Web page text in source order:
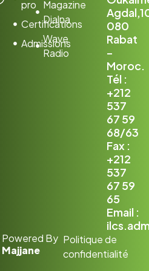
pro
Certifications
Admissions
Magazine
Dialna
Wave
Radio
080
Rabat
–
Moroc.
Tél :
+212
537
67 59
68/63
Fax :
+212
537
67 59
65
Email :
Powered By
Majjane
Politique de
confidentialité